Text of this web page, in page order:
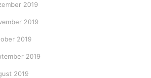
2019
2019
2019
2019
2019